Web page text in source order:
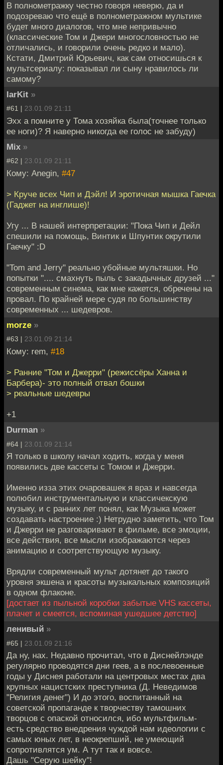
В полнометражку честно говоря неверю, да и
подозреваю что ещё в полнометражном мультике
будет много диалогов, что мне непривычно
(классические Том и Джери многословностью не
отличались, и говорили очень редко и мало).
Кстати, Дмитрий Юрьевич, как сам относишься к
мультсериалу: показывал ли сыну нравилось ли
самому?
IarKit »
#61 | 23.01.09 21:11
Эхх а помните у Тома хозяйка была(точнее только
ее ноги)? Я наверно никогда ее голос не забуду)
Mix »
#62 | 23.01.09 21:11
Кому: Anegin, #47
> Круче всех Чип и Дэйл! И эротичная мышка Гаечка
(Гаджет на инглише)!
Угу ... В нашей интерпретации: "Пока Чип и Дейл
спешили на помощь, Винтик и Шпунтик окрутили
Гаечку" :D
"Tom and Jerry" реально убойные мультяшки. Но
попытки ".... смахнуть пыль с закадычных друзей ..."
современным синема, как мне кажется, обречены на
провал. По крайней мере судя по большинству
современных ... шедевров.
morze »
#63 | 23.01.09 21:14
Кому: rem, #18
> Ранние "Том и Джерри" (режиссёры Ханна и
Барбера)- это полный отвал бошки
> реальные шедевры
+1
Durman »
#64 | 23.01.09 21:14
Я только в школу начал ходить, когда у меня
появились две кассеты с Томом и Джерри.
Именно изза этих очаровашек я враз и навсегда
полюбил инструментальную и классичекскую
музыку, и с ранних лет понял, как Музыка может
создавать настроение :) Нетрудно заметить, что Том
и Джерри не разговаривают в фильме, все эмоции,
все действия, все мысли изображаются через
анимацию и соотретствующую музыку.
Врядли современный мульт дотянет до такого
уровня экшена и красоты музыкальных композиций
в одном флаконе.
[достает из пыльной коробки забытые VHS кассеты,
плачет и смеется, вспоминая ушедшее детство]
ленивый »
#65 | 23.01.09 21:16
Да ну, нах. Недавно прочитал, что в Диснейлэнде
регулярно проводятся дни геев, а в послевоенные
годы у Диснея работали на центровых местах два
крупных нацистских преступника (Д. Неведимов
"Религия денег") И до этого, воспитанный на
советской пропаганде к творчеству тамошних
творцов с опаской относился, ибо мультфильм-
есть средство внедрения чуждой нам идеологии с
самых юных лет, в неокрепший, не умеющий
сопротивлятся ум. А тут так и вовсе.
Дашь "Серую шейку"!